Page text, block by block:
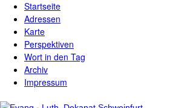
Direkt zum Inhalt
Hauptmenü
Startseite
Adressen
Karte
Perspektiven
Wort in den Tag
Archiv
Impressum